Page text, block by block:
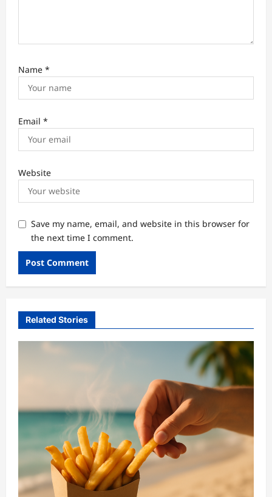
Name *
Email *
Website
Save my name, email, and website in this browser for
the next time I comment.
Related Stories